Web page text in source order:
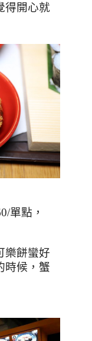
得開心就
單點，
樂餅蠻好
時候，蟹